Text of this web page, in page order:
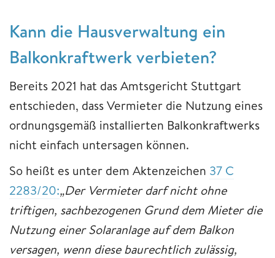
Kann die Hausverwaltung ein
Balkonkraftwerk verbieten?
Bereits 2021 hat das Amtsgericht Stuttgart
entschieden, dass Vermieter die Nutzung eines
ordnungsgemäß installierten Balkonkraftwerks
nicht einfach untersagen können.
So heißt es unter dem Aktenzeichen 37 C
2283/20:„Der Vermieter darf nicht ohne
triftigen, sachbezogenen Grund dem Mieter die
Nutzung einer Solaranlage auf dem Balkon
versagen, wenn diese baurechtlich zulässig,